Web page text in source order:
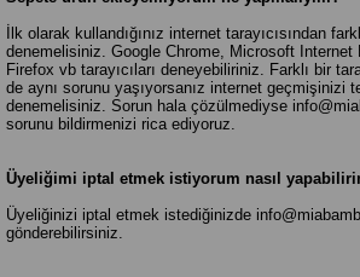
İlk olarak kullandığınız internet tarayıcısından
denemelisiniz. Google Chrome, Microsoft Internet
Firefox vb tarayıcıları deneyebiliriniz. Farklı bir
de aynı sorunu yaşıyorsanız internet geçmişinizi
denemelisiniz. Sorun hala çözülmediyse
sorunu bildirmenizi rica ediyoruz.
Üyeliğimi iptal etmek istiyorum nasıl
Üyeliğinizi iptal etmek istediğinizde
gönderebilirsiniz.